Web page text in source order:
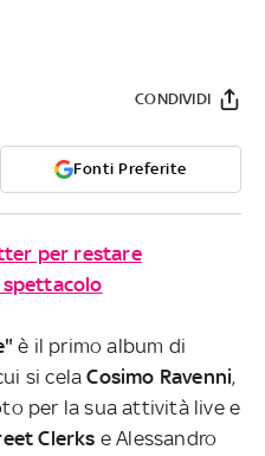
Fonti Preferite
CONDIVIDI
per restare
è il primo album di
si celaCosimo Ravenni,
per la sua attività live e
Clerks e Alessandro